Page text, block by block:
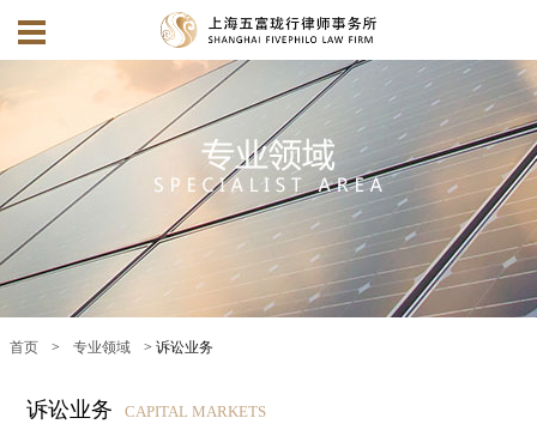
首页 > 专业领域 > 诉讼业务
诉讼业务 CAPITAL MARKETS